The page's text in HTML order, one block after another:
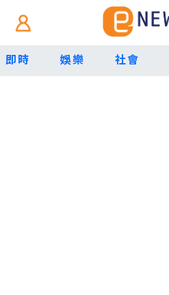
即時 娛樂 社會